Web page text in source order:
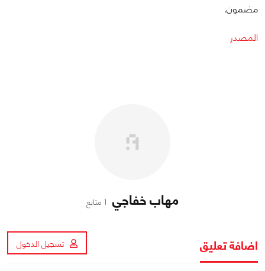
مضمون.
المصدر
مهاب خفاجي 1 متابع
اضافة تعليق تسجيل الدخول